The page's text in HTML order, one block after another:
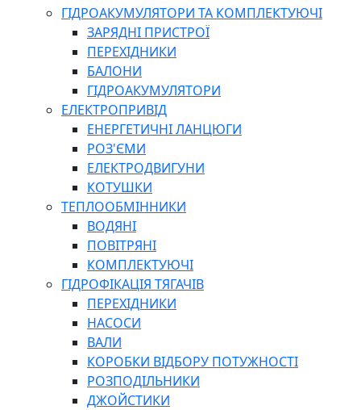
ГІДРОАКУМУЛЯТОРИ ТА КОМПЛЕКТУЮЧІ
ЗАРЯДНІ ПРИСТРОЇ
ПЕРЕХІДНИКИ
БАЛОНИ
ГІДРОАКУМУЛЯТОРИ
ЕЛЕКТРОПРИВІД
ЕНЕРГЕТИЧНІ ЛАНЦЮГИ
РОЗ'ЄМИ
ЕЛЕКТРОДВИГУНИ
КОТУШКИ
ТЕПЛООБМІННИКИ
ВОДЯНІ
ПОВІТРЯНІ
КОМПЛЕКТУЮЧІ
ГІДРОФІКАЦІЯ ТЯГАЧІВ
ПЕРЕХІДНИКИ
НАСОСИ
ВАЛИ
КОРОБКИ ВІДБОРУ ПОТУЖНОСТІ
РОЗПОДІЛЬНИКИ
ДЖОЙСТИКИ